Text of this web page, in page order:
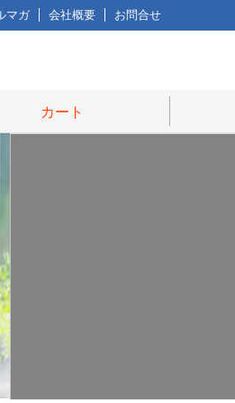
マガ 会社概要 お問合せ
カート